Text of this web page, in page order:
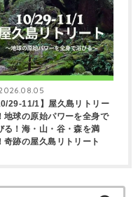
29-11/1】屋久島リトリー
地球の原始パワーを全身で
る！海・山・谷・森を満
奇跡の屋久島リトリート